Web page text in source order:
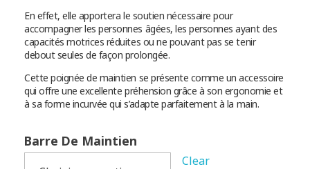
En effet, elle apportera le soutien nécessaire pour
accompagner les personnes âgées, les personnes ayant des
capacités motrices réduites ou ne pouvant pas se tenir
debout seules de façon prolongée.
Cette poignée de maintien se présente comme un accessoire
qui offre une excellente préhension grâce à son ergonomie et
à sa forme incurvée qui s’adapte parfaitement à la main.
Barre De Maintien
Clear